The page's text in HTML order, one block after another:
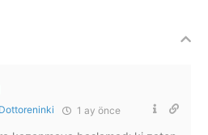
Dottoreninki 1 ay önce